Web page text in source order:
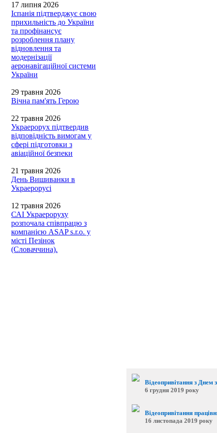
17 липня 2026
Іспанія підтверджує свою
прихильність до України
та профінансує
розроблення плану
відновлення та
модернізації
аеронавігаційної системи
України
29 травня 2026
Вічна пам'ять Герою
22 травня 2026
Украерорух підтвердив
відповідність вимогам у
сфері підготовки з
авіаційної безпеки
21 травня 2026
День Вишиванки в
Украерорусі
12 травня 2026
САІ Украероруху
розпочала співпрацю з
компанією ASAP s.r.o. у
місті Пезінок
(Словаччина).
Відеопривітання з Днем
6 грудня 2019 року
Відеопривітання
16 листопада 2019 року